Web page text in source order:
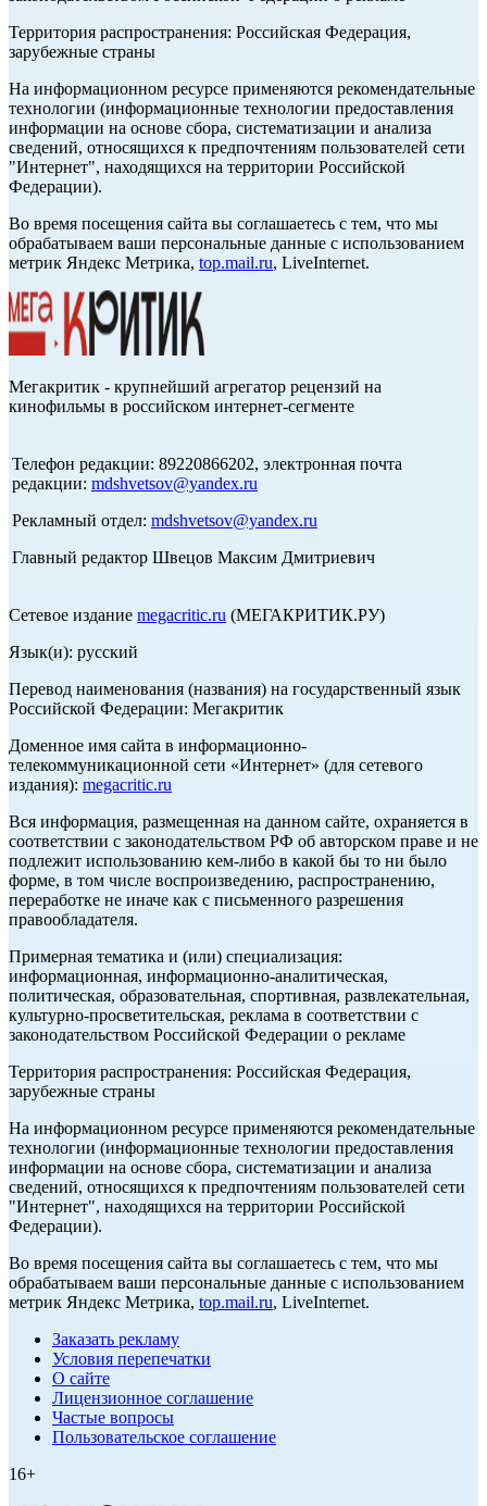
Территория распространения: Российская Федерация,
зарубежные страны
На информационном ресурсе применяются рекомендательные
технологии (информационные технологии предоставления
информации на основе сбора, систематизации и анализа
сведений, относящихся к предпочтениям пользователей сети
"Интернет", находящихся на территории Российской
Федерации).
Во время посещения сайта вы соглашаетесь с тем, что мы
обрабатываем ваши персональные данные с использованием
метрик Яндекс Метрика, top.mail.ru, LiveInternet.
Мегакритик - крупнейший агрегатор рецензий на
кинофильмы в российском интернет-сегменте
Телефон редакции: 89220866202, электронная почта
редакции: mdshvetsov@yandex.ru
Рекламный отдел: mdshvetsov@yandex.ru
Главный редактор Швецов Максим Дмитриевич
Сетевое издание megacritic.ru (МЕГАКРИТИК.РУ)
Язык(и): русский
Перевод наименования (названия) на государственный язык
Российской Федерации: Мегакритик
Доменное имя сайта в информационно-
телекоммуникационной сети «Интернет» (для сетевого
издания): megacritic.ru
Вся информация, размещенная на данном сайте, охраняется в
соответствии с законодательством РФ об авторском праве и не
подлежит использованию кем-либо в какой бы то ни было
форме, в том числе воспроизведению, распространению,
переработке не иначе как с письменного разрешения
правообладателя.
Примерная тематика и (или) специализация:
информационная, информационно-аналитическая,
политическая, образовательная, спортивная, развлекательная,
культурно-просветительская, реклама в соответствии с
законодательством Российской Федерации о рекламе
Территория распространения: Российская Федерация,
зарубежные страны
На информационном ресурсе применяются рекомендательные
технологии (информационные технологии предоставления
информации на основе сбора, систематизации и анализа
сведений, относящихся к предпочтениям пользователей сети
"Интернет", находящихся на территории Российской
Федерации).
Во время посещения сайта вы соглашаетесь с тем, что мы
обрабатываем ваши персональные данные с использованием
метрик Яндекс Метрика, top.mail.ru, LiveInternet.
Заказать рекламу
Условия перепечатки
О сайте
Лицензионное соглашение
Частые вопросы
Пользовательское соглашение
16+